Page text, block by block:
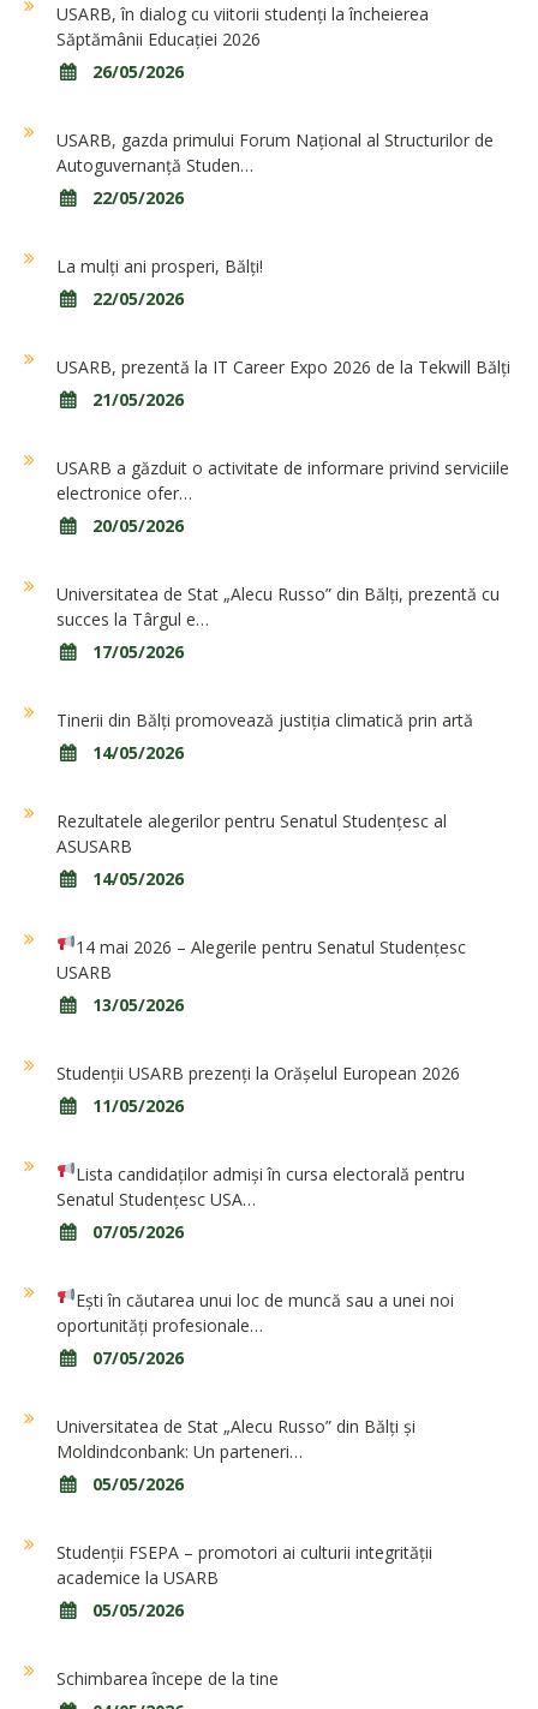
USARB, în dialog cu viitorii studenți la încheierea
Săptămânii Educației 2026
26/05/2026
USARB, gazda primului Forum Național al Structurilor de
Autoguvernanță Studen…
22/05/2026
La mulți ani prosperi, Bălți!
22/05/2026
USARB, prezentă la IT Career Expo 2026 de la Tekwill Bălți
21/05/2026
USARB a găzduit o activitate de informare privind serviciile
electronice ofer…
20/05/2026
Universitatea de Stat „Alecu Russo” din Bălți, prezentă cu
succes la Târgul e…
17/05/2026
Tinerii din Bălți promovează justiția climatică prin artă
14/05/2026
Rezultatele alegerilor pentru Senatul Studențesc al
ASUSARB
14/05/2026
14 mai 2026 – Alegerile pentru Senatul Studențesc
USARB
13/05/2026
Studenții USARB prezenți la Orășelul European 2026
11/05/2026
Lista candidaților admiși în cursa electorală pentru
Senatul Studențesc USA…
07/05/2026
Ești în căutarea unui loc de muncă sau a unei noi
oportunități profesionale…
07/05/2026
Universitatea de Stat „Alecu Russo” din Bălți și
Moldindconbank: Un parteneri…
05/05/2026
Studenții FSEPA – promotori ai culturii integrității
academice la USARB
05/05/2026
Schimbarea începe de la tine